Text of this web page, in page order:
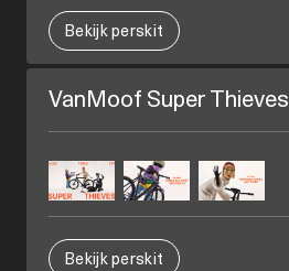
Bekijk perskit
VanMoof Super Thieves
Bekijk perskit